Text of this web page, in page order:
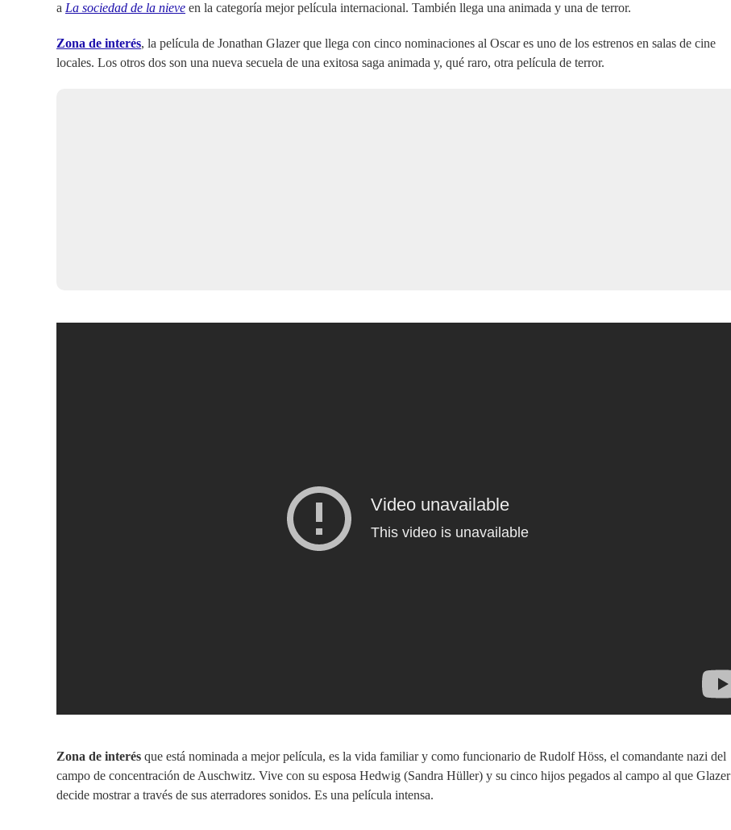
a La sociedad de la nieve en la categoría mejor película internacional. También llega una animada y una de terror.
Zona de interés, la película de Jonathan Glazer que llega con cinco nominaciones al Oscar es uno de los estrenos en salas de cine
locales. Los otros dos son una nueva secuela de una exitosa saga animada y, qué raro, otra película de terror.
Zona de interés que está nominada a mejor película, es la vida familiar y como funcionario de Rudolf Höss, el comandante nazi del
campo de concentración de Auschwitz. Vive con su esposa Hedwig (Sandra Hüller) y su cinco hijos pegados al campo al que Glazer
decide mostrar a través de sus aterradores sonidos. Es una película intensa.